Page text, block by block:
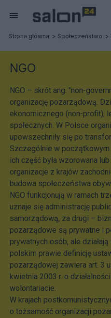
Strona główna Społeczeństwo
NGO
NGO – skrót ang. "non-
organizację pozarządową.
ekonomicznego (non-profit),
społecznych. W Polsce
upowszechniły się po
Szczególnie w
ich część była wzorowana
organizacje z krajów
budowa społeczeństwa
NGO funkcjonują w ramach
uznaje się administrację
samorządową, za drugi –
pozarządowe są prywatne i
prywatnych osób, ale
polskim prawie definicję
pozarządowej zawiera art. 3
kwietnia 2003 r. o
wolontariacie.
W krajach
o tożsamość organizacji